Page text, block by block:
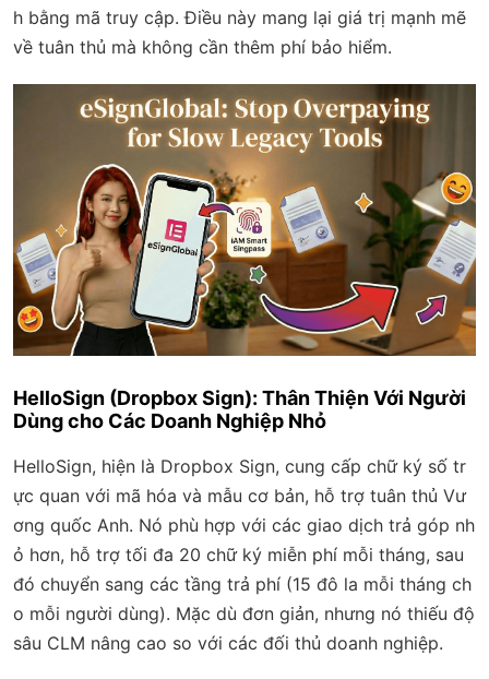
h bằng mã truy cập. Điều này mang lại giá trị mạnh mẽ
về tuân thủ mà không cần thêm phí bảo hiểm.
HelloSign (Dropbox Sign): Thân Thiện Với Người
Dùng cho Các Doanh Nghiệp Nhỏ
HelloSign, hiện là Dropbox Sign, cung cấp chữ ký số tr
ực quan với mã hóa và mẫu cơ bản, hỗ trợ tuân thủ Vư
ơng quốc Anh. Nó phù hợp với các giao dịch trả góp nh
ỏ hơn, hỗ trợ tối đa 20 chữ ký miễn phí mỗi tháng, sau
đó chuyển sang các tầng trả phí (15 đô la mỗi tháng ch
o mỗi người dùng). Mặc dù đơn giản, nhưng nó thiếu độ
sâu CLM nâng cao so với các đối thủ doanh nghiệp.